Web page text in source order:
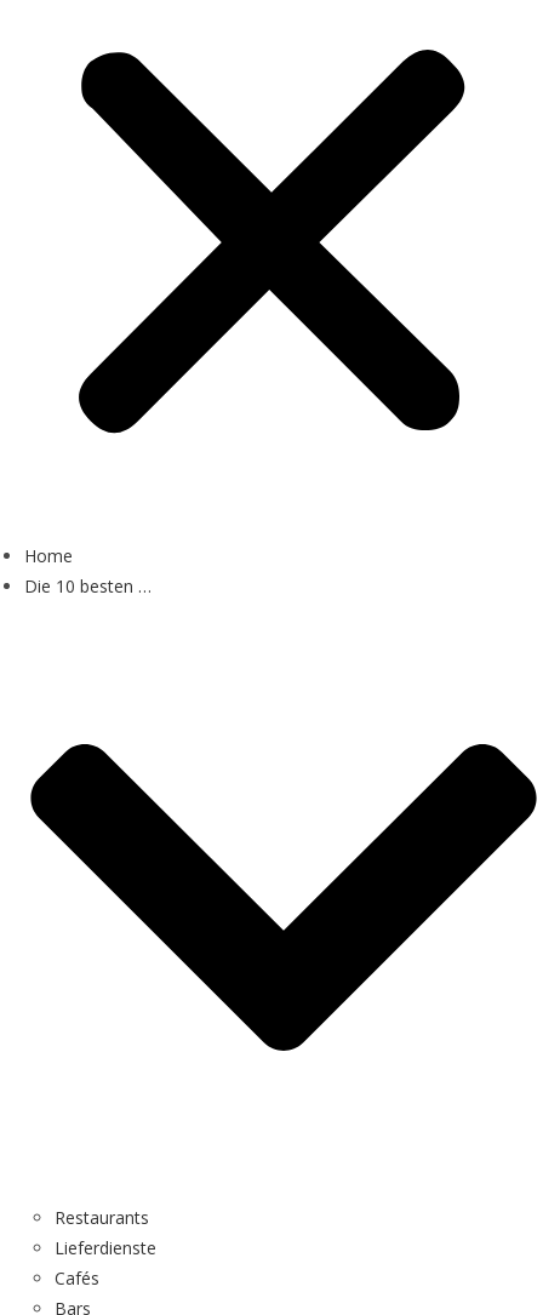
Home
Die 10 besten …
Restaurants
Lieferdienste
Cafés
Bars